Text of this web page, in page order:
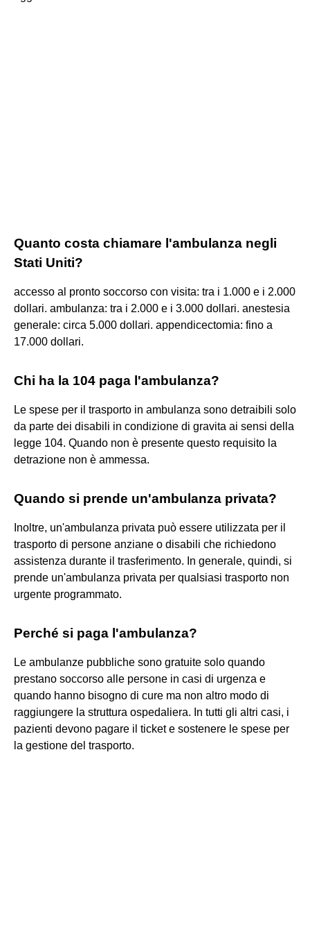
Quanto costa chiamare l'ambulanza negli
Stati Uniti?
accesso al pronto soccorso con visita: tra i 1.000 e i 2.000
dollari. ambulanza: tra i 2.000 e i 3.000 dollari. anestesia
generale: circa 5.000 dollari. appendicectomia: fino a
17.000 dollari.
Chi ha la 104 paga l'ambulanza?
Le spese per il trasporto in ambulanza sono detraibili solo
da parte dei disabili in condizione di gravita ai sensi della
legge 104. Quando non è presente questo requisito la
detrazione non è ammessa.
Quando si prende un'ambulanza privata?
Inoltre, un'ambulanza privata può essere utilizzata per il
trasporto di persone anziane o disabili che richiedono
assistenza durante il trasferimento. In generale, quindi, si
prende un'ambulanza privata per qualsiasi trasporto non
urgente programmato.
Perché si paga l'ambulanza?
Le ambulanze pubbliche sono gratuite solo quando
prestano soccorso alle persone in casi di urgenza e
quando hanno bisogno di cure ma non altro modo di
raggiungere la struttura ospedaliera. In tutti gli altri casi, i
pazienti devono pagare il ticket e sostenere le spese per
la gestione del trasporto.